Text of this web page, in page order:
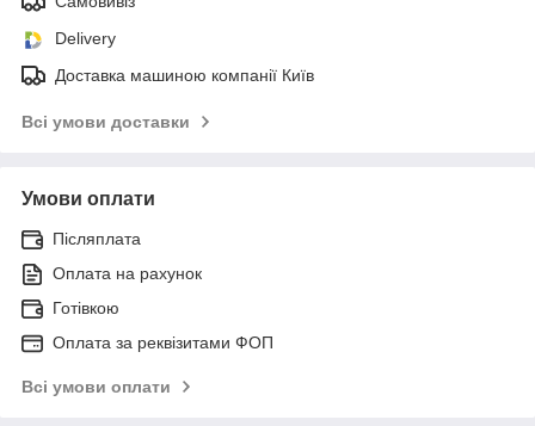
Delivery
Доставка машиною компанії Київ
Всі умови доставки
Умови оплати
Післяплата
Оплата на рахунок
Готівкою
Оплата за реквізитами ФОП
Всі умови оплати